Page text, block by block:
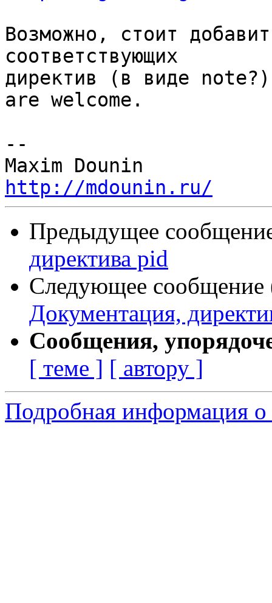
Возможно, стоит
соответствующих
директив (в виде
are welcome.
--
http://mdounin.ru/
Предыдущее
директива pid
Следующее сообщение
Документация,
Сообщения,
[ теме ] [ автору ]
Подробная информация